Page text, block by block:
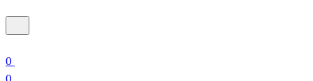
0
0